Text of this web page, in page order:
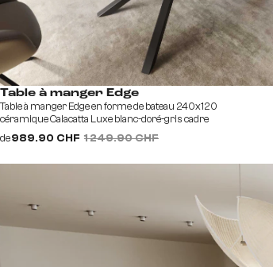
Table à manger Edge
Table à manger Edge en forme de bateau 240x120
céramique Calacatta Luxe blanc-doré-gris cadre
croisé rectangulaire noir
de989.90 CHF 1 249.90 CHF